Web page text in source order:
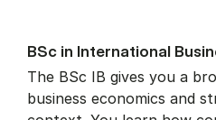
BSc in In­ter­na­tion­al
The BSc IB gives you a
business economics and